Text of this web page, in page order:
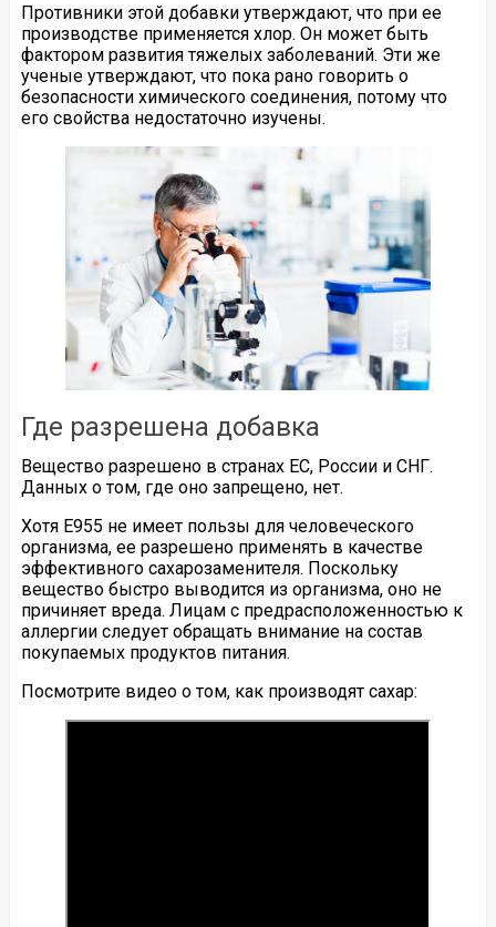
Противники этой добавки утверждают, что при ее
производстве применяется хлор. Он может быть
фактором развития тяжелых заболеваний. Эти же
ученые утверждают, что пока рано говорить о
безопасности химического соединения, потому что
его свойства недостаточно изучены.
Где разрешена добавка
Вещество разрешено в странах ЕС, России и СНГ.
Данных о том, где оно запрещено, нет.
Хотя Е955 не имеет пользы для человеческого
организма, ее разрешено применять в качестве
эффективного сахарозаменителя. Поскольку
вещество быстро выводится из организма, оно не
причиняет вреда. Лицам с предрасположенностью к
аллергии следует обращать внимание на состав
покупаемых продуктов питания.
Посмотрите видео о том, как производят сахар: